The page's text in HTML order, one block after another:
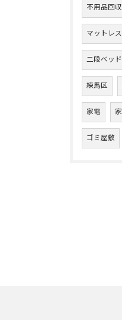
不用品回
マットレス
二段ベッド
練馬区
家電
ゴミ屋敷